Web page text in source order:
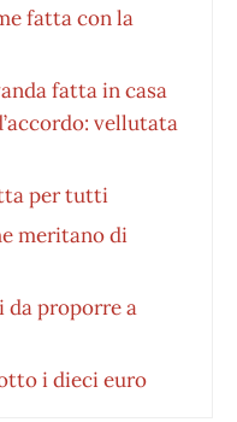
fatta con la
fatta in casa
vellutata
per tutti
meritano di
proporre a
i dieci euro